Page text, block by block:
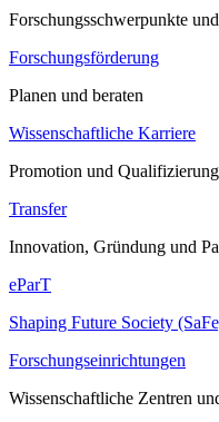
Forschungsschwerpunkte
Forschungsförderung
Planen und beraten
Wissenschaftliche Karriere
Promotion und Qualifizierung
Transfer
Innovation, Gründung und
eParT
Shaping Future Society
Forschungseinrichtungen
Wissenschaftliche Zentren